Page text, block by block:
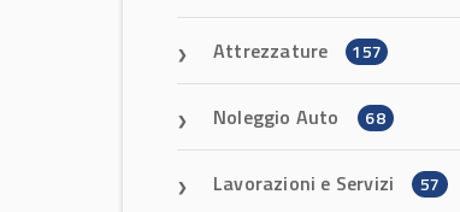
Attrezzature 157
Noleggio Auto 68
Lavorazioni e Servizi 57